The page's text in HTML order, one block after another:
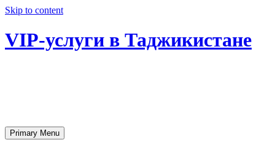
Skip to content
VIP-услуги в Таджикистане
Primary Menu